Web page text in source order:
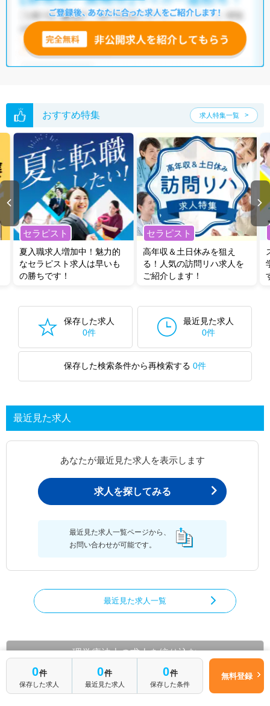
おすすめ特集 求人特集一覧
セラピスト
夏入職求人増加中！魅力的
なセラピスト求人は早いも
の勝ちです！
セラピスト
高年収＆土日休みを狙え
る！人気の訪問リハ求人を
ご紹介します！
保存した求人
0件
最近見た求人
0件
保存した検索条件から再検索する 0件
最近見た求人
あなたが最近見た求人を表示します
求人を探してみる
最近見た求人一覧ページから、
お問い合わせが可能です。
最近見た求人一覧
0件
保存した求人
0件
最近見た求人
0件
保存した条件
無料登録
理学療法士の求人を絞り込む
都道府県から理学療法士の求人を探す
北海道 青森県 岩手県